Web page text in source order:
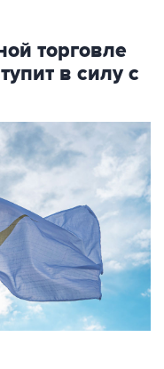
торговле
в силу с
- Датой